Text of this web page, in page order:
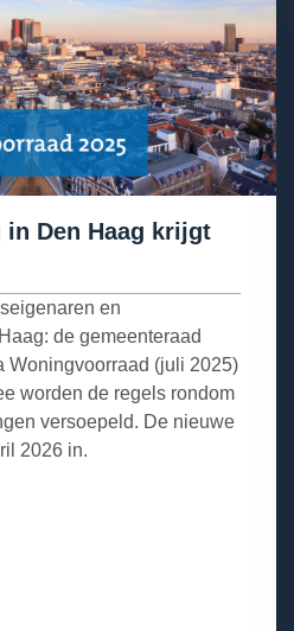
Den Haag krijgt
en
de gemeenteraad
Woningvoorraad (juli 2025)
worden de regels rondom
versoepeld. De nieuwe
2026 in.